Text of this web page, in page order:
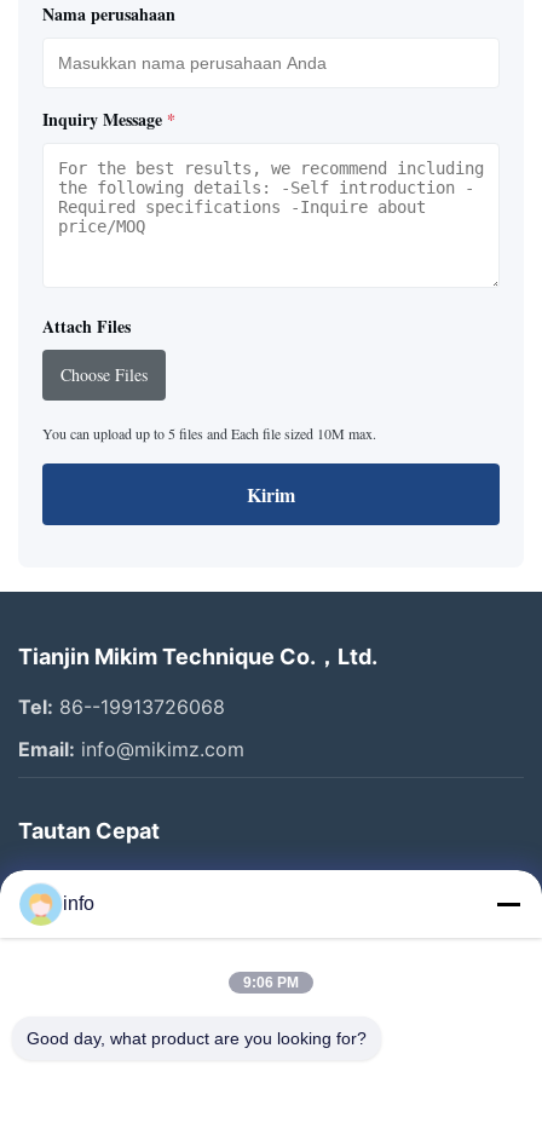
Nama perusahaan
Inquiry Message *
Attach Files
Choose Files
You can upload up to 5 files and Each file sized 10M max.
Kirim
Tianjin Mikim Technique Co.，Ltd.
Tel: 86--19913726068
Email: info@mikimz.com
Tautan Cepat
Rumah
Produk
Tur Pabrik
info
9:06 PM
Good day, what product are you looking for?